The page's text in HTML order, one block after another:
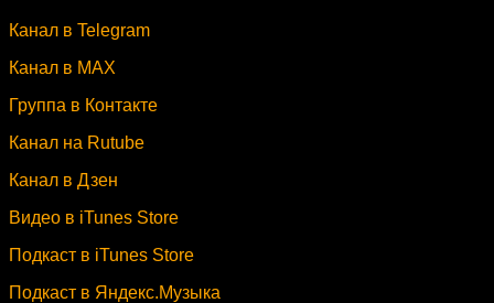
Канал в Telegram
Канал в MAX
Группа в Контакте
Канал на Rutube
Канал в Дзен
Видео в iTunes Store
Подкаст в iTunes Store
Подкаст в Яндекс.Музыка